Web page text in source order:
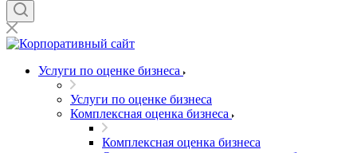
Услуги по оценке бизнеса
Услуги по оценке бизнеса
Комплексная оценка бизнеса
Комплексная оценка бизнеса